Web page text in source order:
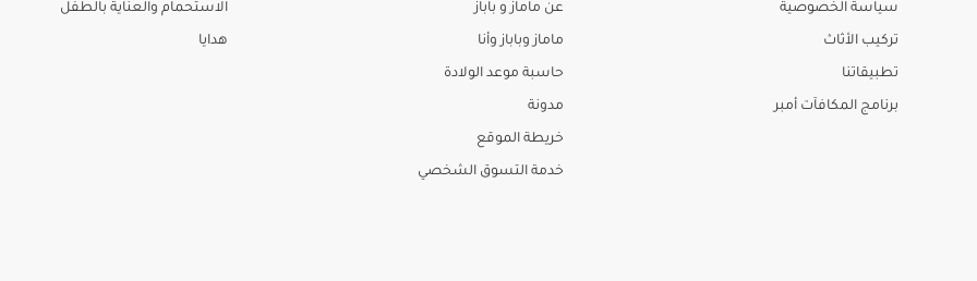
سياسة الخصوصية
تركيب الأثاث
تطبيقاتنا
برنامج المكافآت أمبر
عن ماماز و باباز
ماماز وباباز وأنا
حاسبة موعد الولادة
مدونة
خريطة الموقع
خدمة التسوق الشخصي
الاستحمام والعناية بالطفل
هدايا